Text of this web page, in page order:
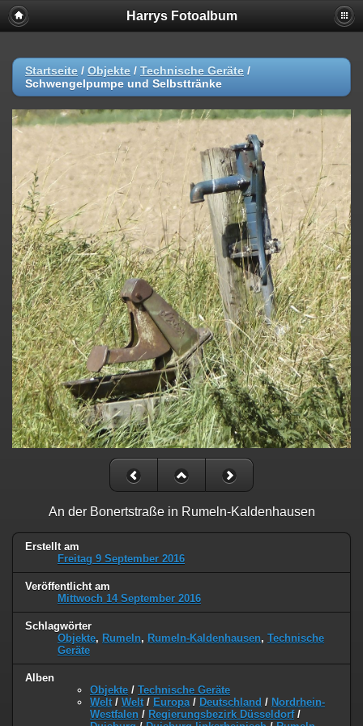
Harrys Fotoalbum
Startseite / Objekte / Technische Geräte /
Schwengelpumpe und Selbsttränke
An der Bonertstraße in Rumeln-Kaldenhausen
Erstellt am
Freitag 9 September 2016
Veröffentlicht am
Mittwoch 14 September 2016
Schlagwörter
Objekte, Rumeln, Rumeln-Kaldenhausen, Technische
Geräte
Alben
Objekte / Technische Geräte
Welt / Welt / Europa / Deutschland / Nordrhein-
Westfalen / Regierungsbezirk Düsseldorf/